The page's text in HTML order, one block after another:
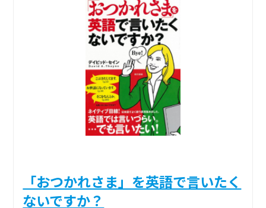
「おつかれさま」を英語で言いたく
ないですか？